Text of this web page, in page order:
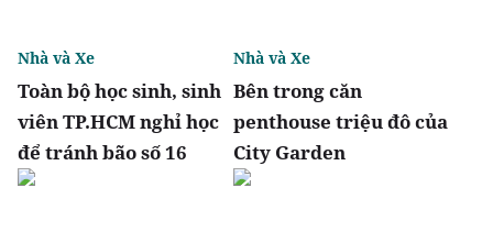
Toàn bộ học sinh, sinh
viên TP.HCM nghỉ học
để tránh bão số 16
Nhà và Xe
Bên trong căn
penthouse triệu đô của
City Garden
Nhà và Xe